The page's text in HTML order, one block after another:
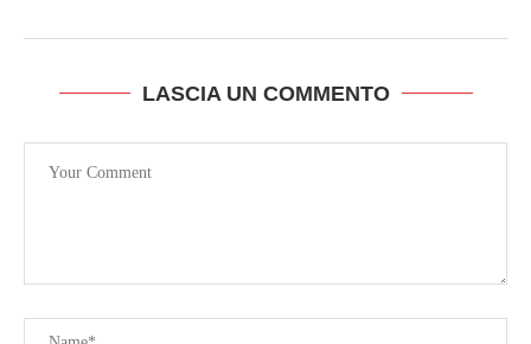
LASCIA UN COMMENTO